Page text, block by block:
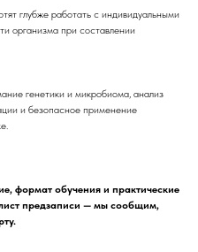
глубже работать с индивидуальными
организма при составлении
генетики и микробиома, анализ
и безопасное применение
формат обучения и практические
предзаписи — мы сообщим,